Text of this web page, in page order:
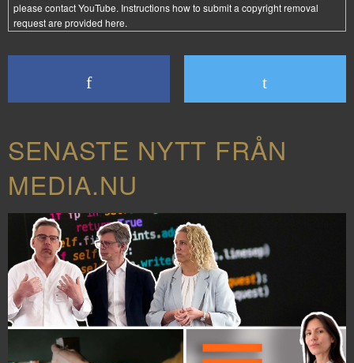
please contact YouTube. Instructions how to submit a copyright removal
request are provided here.
SENASTE NYTT FRÅN
MEDIA.NU